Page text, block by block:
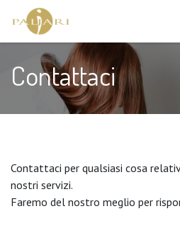
Contattaci
Contattaci per qualsiasi cosa
nostri servizi.
Faremo del nostro meglio per